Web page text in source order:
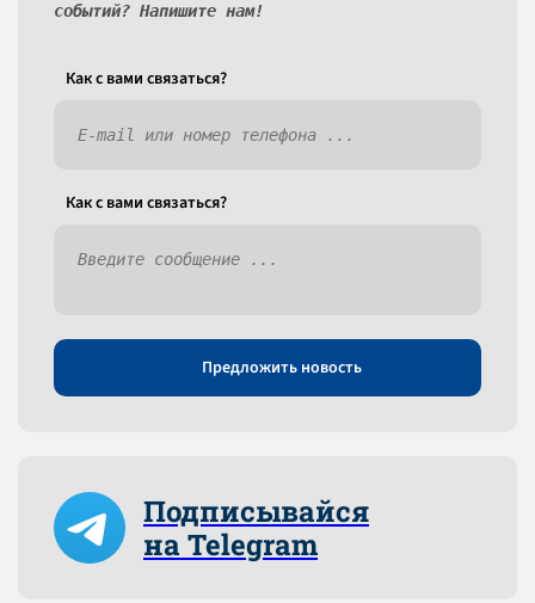
событий? Напишите нам!
Как c вами связаться?
Как c вами связаться?
Предложить новость
Подписывайся
на Telegram